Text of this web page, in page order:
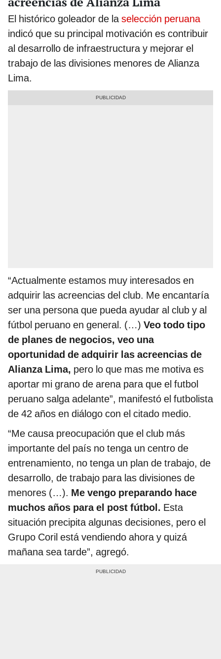
El histórico goleador de laselección peruana
indicó que su principal motivación es contribuir
al desarrollo de infraestructura y mejorar el
trabajo de las divisiones menores de Alianza
Lima.
“Actualmente estamos muy interesados en
adquirir las acreencias del club. Me encantaría
ser una persona que pueda ayudar al club y al
fútbol peruano en general. (…) Veo todo tipo
de planes de negocios, veo una
oportunidad de adquirir las acreencias de
Alianza Lima, pero lo que mas me motiva es
aportar mi grano de arena para que el futbol
peruano salga adelante”, manifestó el futbolista
de 42 años en diálogo con el citado medio.
“Me causa preocupación que el club más
importante del país no tenga un centro de
entrenamiento, no tenga un plan de trabajo, de
desarrollo, de trabajo para las divisiones de
menores (…). Me vengo preparando hace
muchos años para el post fútbol. Esta
situación precipita algunas decisiones, pero el
Grupo Coril está vendiendo ahora y quizá
mañana sea tarde”, agregó.